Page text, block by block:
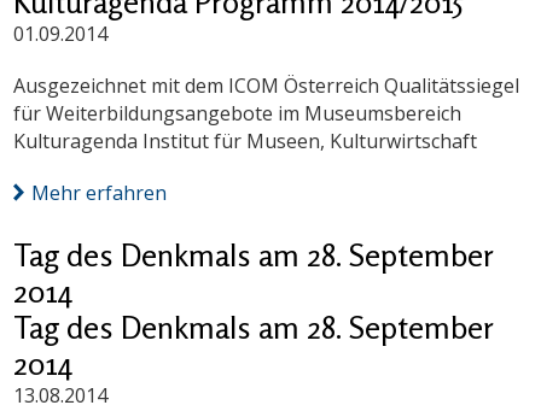
01.09.2014
Ausgezeichnet mit dem ICOM Österreich Qualitätssiegel
für Weiterbildungsangebote im Museumsbereich
Kulturagenda Institut für Museen, Kulturwirtschaft
Mehr erfahren
Tag des Denkmals am 28. September
2014
Tag des Denkmals am 28. September
2014
13.08.2014